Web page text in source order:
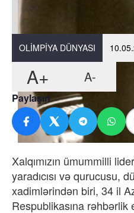
OLIMPIYA DÜNYASI
A+ A-
Paylaşın
Xalqımızın ümummilli
yaradıcısı və qurucusu,
xadimlərindən biri, 34 il
Respublikasına